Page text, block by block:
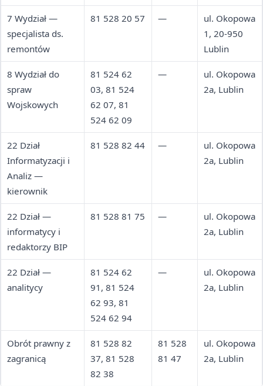
7 Wydział —
specjalista ds.
remontów
81 528 20 57 —
ul. Okopowa
1, 20-950
Lublin
8 Wydział do
spraw
Wojskowych
81 524 62
03, 81 524
62 07, 81
524 62 09
—
ul. Okopowa
2a, Lublin
22 Dział
Informatyzacji i
Analiz —
kierownik
81 528 82 44 —
ul. Okopowa
2a, Lublin
22 Dział —
informatycy i
redaktorzy BIP
81 528 81 75 —
ul. Okopowa
2a, Lublin
22 Dział —
analitycy
81 524 62
91, 81 524
62 93, 81
524 62 94
—
ul. Okopowa
2a, Lublin
Obrót prawny z
zagranicą
81 528 82
37, 81 528
82 38
81 528
81 47
ul. Okopowa
2a, Lublin